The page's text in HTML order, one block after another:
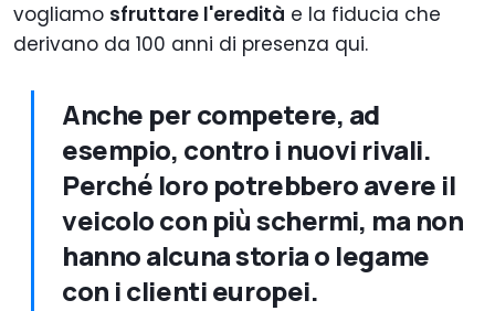
vogliamo sfruttare l'eredità e la fiducia che
derivano da 100 anni di presenza qui.
Anche per competere, ad
esempio, contro i nuovi rivali.
Perché loro potrebbero avere il
veicolo con più schermi, ma non
hanno alcuna storia o legame
con i clienti europei.